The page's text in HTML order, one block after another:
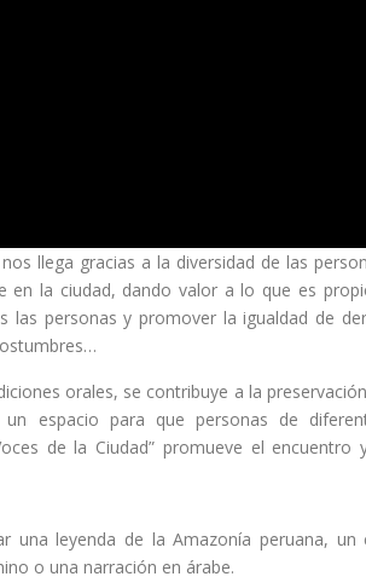
llega gracias a la diversidad de las
en la ciudad, dando valor a lo que es
las personas y promover la igualdad de
orales, se contribuye a la
espacio para que personas de
de la Ciudad” promueve el
una leyenda de la Amazonía peruana,
o una narración en árabe.